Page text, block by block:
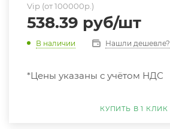
Vip (от 100000р.)
538.39 руб/шт
В наличии Нашли дешевле?
*Цены указаны с учётом НДС
КУПИТЬ В 1 КЛИК